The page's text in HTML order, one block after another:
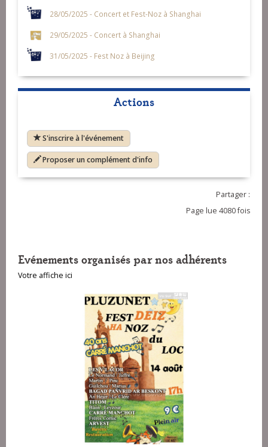
28/05/2025 - Concert et Fest-Noz à Shanghai
29/05/2025 - Concert à Shanghai
31/05/2025 - Fest Noz à Beijing
Actions
S'inscrire à l'événement
Proposer un complément d'info
Partager :
Page lue 4080 fois
Evénements organisés par nos adhérents
Votre affiche ici